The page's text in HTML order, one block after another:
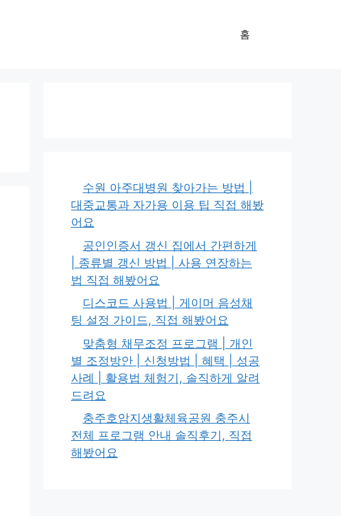
홈
수원 아주대병원 찾아가는 방법 |
대중교통과 자가용 이용 팁 직접 해봤
어요
공인인증서 갱신 집에서 간편하게
| 종류별 갱신 방법 | 사용 연장하는
법 직접 해봤어요
디스코드 사용법 | 게이머 음성채
팅 설정 가이드, 직접 해봤어요
맞춤형 채무조정 프로그램 | 개인
별 조정방안 | 신청방법 | 혜택 | 성공
사례 | 활용법 체험기, 솔직하게 알려
드려요
충주호암지생활체육공원 충주시
전체 프로그램 안내 솔직후기, 직접
해봤어요